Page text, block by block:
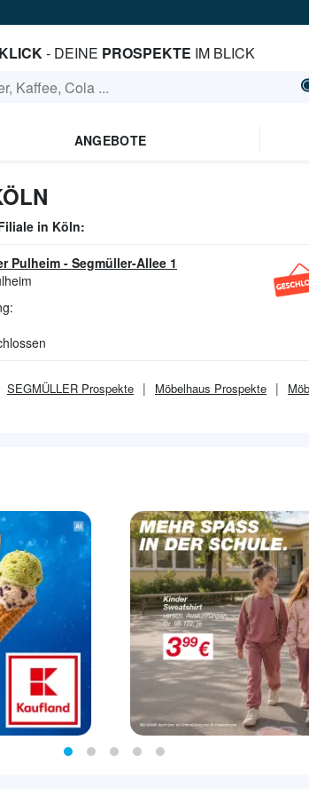
KLICK- DEINE PROSPEKTE IM BLICK
ANGEBOTE
in Köln:
Pulheim- Segmüller-Allee 1
SEGMÜLLER Prospekte Möbelhaus Prospekte